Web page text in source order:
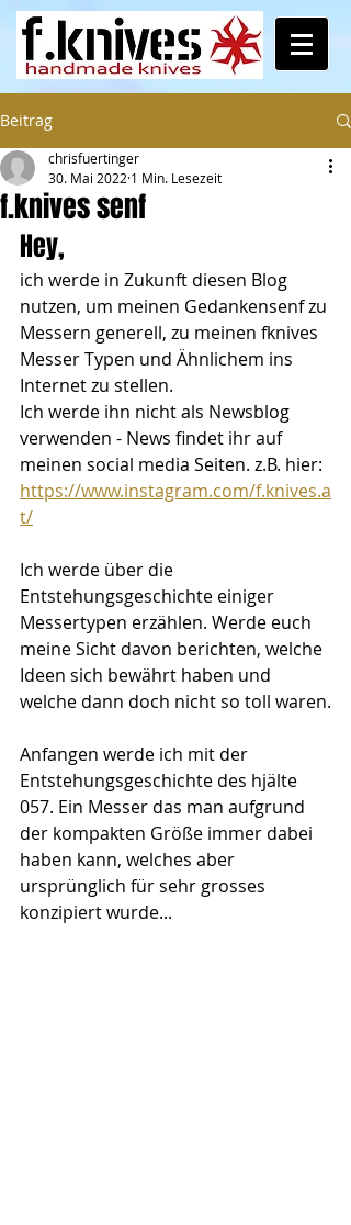
Beitrag
f.knives senf
chrisfuertinger
30. Mai 2022 1 Min. Lesezeit
Hey,
ich werde in Zukunft diesen Blog
nutzen, um meinen Gedankensenf zu
Messern generell, zu meinen fknives
Messer Typen und Ähnlichem ins
Internet zu stellen.
Ich werde ihn nicht als Newsblog
verwenden - News findet ihr auf
meinen social media Seiten. z.B. hier:
https://www.instagram.com/f.knives.a
t/
Ich werde über die
Entstehungsgeschichte einiger
Messertypen erzählen. Werde euch
meine Sicht davon berichten, welche
Ideen sich bewährt haben und
welche dann doch nicht so toll waren.
Anfangen werde ich mit der
Entstehungsgeschichte des hjälte
057. Ein Messer das man aufgrund
der kompakten Größe immer dabei
haben kann, welches aber
ursprünglich für sehr grosses
konzipiert wurde...